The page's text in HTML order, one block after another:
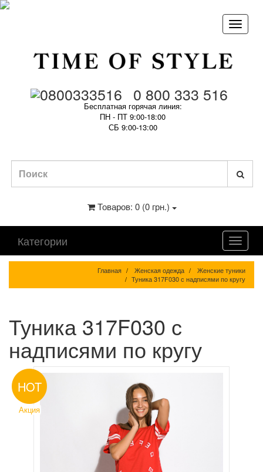
0 800 333 516
Бесплатная горячая линия:
ПН - ПТ 9:00-18:00
СБ 9:00-13:00
Товаров: 0 (0 грн.)
Категории
Главная Женская одежда
Женские туники
Туника 317F030 с надписями по кругу
Туника 317F030 с
надписями по кругу
HOT
Акция